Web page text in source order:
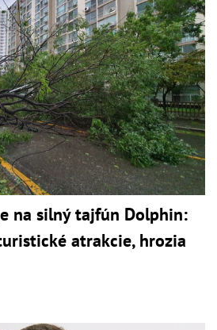
na silný tajfún Dolphin:
atrakcie, hrozia